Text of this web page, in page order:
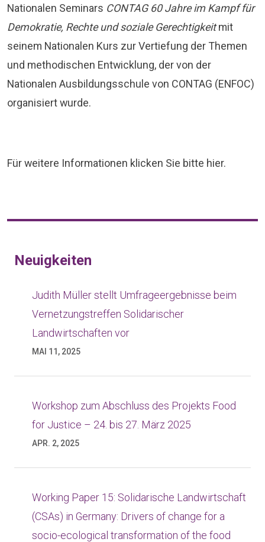
Nationalen Seminars CONTAG 60 Jahre im Kampf für
Demokratie, Rechte und soziale Gerechtigkeitmit
seinem Nationalen Kurs zur Vertiefung der Themen
und methodischen Entwicklung, der von der
Nationalen Ausbildungsschule von CONTAG (ENFOC)
organisiert wurde.
Für weitere Informationen klicken Sie bitte hier.
Neuigkeiten
Judith Müller stellt Umfrageergebnisse beim
Vernetzungstreffen Solidarischer
Landwirtschaften vor
MAI 11, 2025
Workshop zum Abschluss des Projekts Food
for Justice – 24. bis 27. März 2025
APR. 2, 2025
Working Paper 15: Solidarische Landwirtschaft
(CSAs) in Germany: Drivers of change for a
socio-ecological transformation of the food